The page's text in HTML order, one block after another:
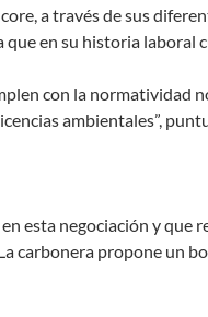
a través de sus
en su historia laboral
con la normatividad
ambientales”,
esta negociación y que
carbonera propone un